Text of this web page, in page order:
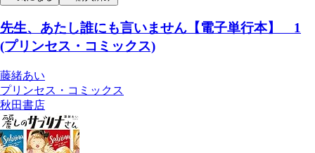
先生、あたし誰にも言いません【電子単行本】 1
(プリンセス・コミックス)
藤緒あい
プリンセス・コミックス
秋田書店